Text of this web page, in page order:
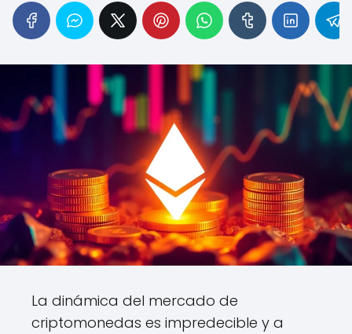
La dinámica del mercado de
criptomonedas es impredecible y a